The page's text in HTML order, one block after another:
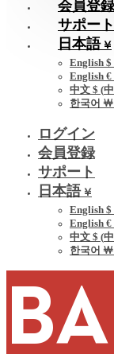
会員登録
サポート
日本語 ¥
English $
English €
中文 $ (
한국어 ￦
ログイン
会員登録
サポート
日本語 ¥
English $
English €
中文 $ (
한국어 ￦